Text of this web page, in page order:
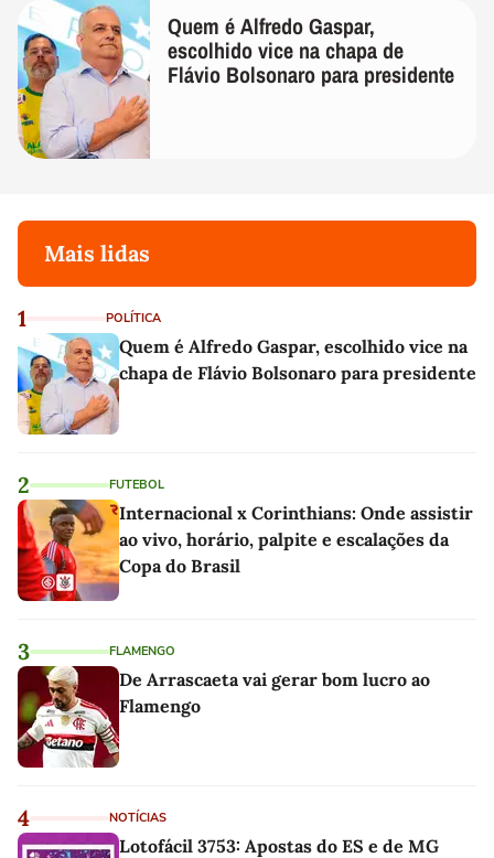
Quem é Alfredo Gaspar,
escolhido vice na chapa de
Flávio Bolsonaro para presidente
Mais lidas
1 POLÍTICA
Quem é Alfredo Gaspar, escolhido vice na
chapa de Flávio Bolsonaro para presidente
2 FUTEBOL
Internacional x Corinthians: Onde assistir
ao vivo, horário, palpite e escalações da
Copa do Brasil
3 FLAMENGO
De Arrascaeta vai gerar bom lucro ao
Flamengo
4 NOTÍCIAS
Lotofácil 3753: Apostas do ES e de MG